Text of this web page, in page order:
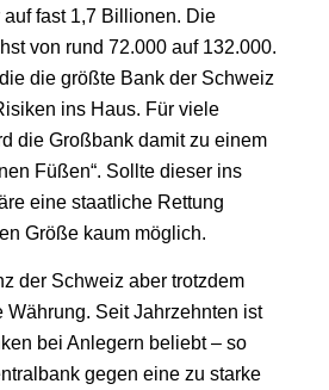
fast 1,7 Billionen. Die
von rund 72.000 auf 132.000.
die größte Bank der Schweiz
ins Haus. Für viele
die Großbank damit zu einem
Füßen“. Sollte dieser ins
eine staatliche Rettung
Größe kaum möglich.
der Schweiz aber trotzdem
Währung. Seit Jahrzehnten ist
bei Anlegern beliebt – so
gegen eine zu starke